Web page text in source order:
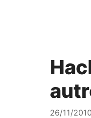
26/11/2010